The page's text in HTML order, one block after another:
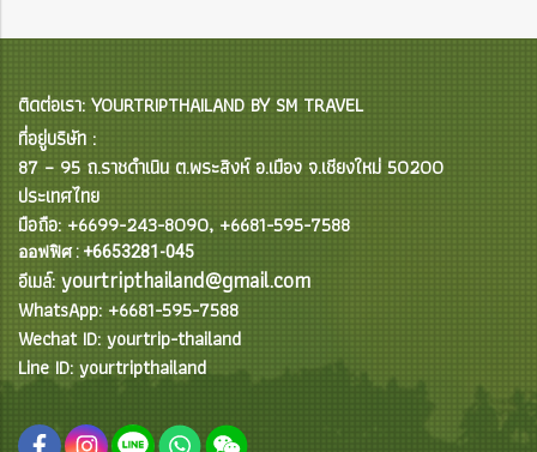
ติดต่อเรา: YOURTRIPTHAILAND BY SM TRAVEL
ที่อยู่บริษัท :
87 – 95 ถ.ราชดำเนิน ต.พระสิงห์ อ.เมือง จ.เชียงใหม่ 50200
ประเทศไทย
มือถือ: +6699-243-8090, +6681-595-7588
ออฟฟิศ : +6653281-045
อีเมล์: yourtripthailand@gmail.com
WhatsApp: +6681-595-7588
Wechat ID: yourtrip-thailand
Line ID: yourtripthailand